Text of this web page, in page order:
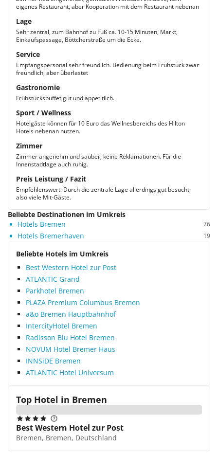
eigenes Restaurant, aber Kooperation mit dem Restaurant nebenan
Lage
Sehr zentral, zum Bahnhof zu Fuß ca. 10-15 Minuten, Markt,
Einkaufspassage, Böttcherstraße um die Ecke.
Service
Empfangspersonal sehr freundlich. Bedienung beim Frühstück zwar
freundlich, aber überlastet
Gastronomie
Frühstücksbuffet gut und appetitlich.
Sport / Wellness
Hotelgäste können für 10 Euro das Wellnesbereichs des Hilton
Hotels nebenan nutzen.
Zimmer
Zimmer angenehm und sauber; keine Reklamationen. Für die
Innenstadtlage auch ruhig.
Preis Leistung / Fazit
Empfehlenswert. Durch die zentrale Lage allerdings gut besucht,
also viele Mit-Gäste.
Beliebte Destinationen im Umkreis
Hotels Bremen
76
Hotels Bremerhaven 19
Beliebte Hotels im Umkreis
Best Western Hotel zur Post
ATLANTIC Grand
Parkhotel Bremen
PLAZA Premium Columbus Bremen
a&o Bremen Hauptbahnhof
IntercityHotel Bremen
Radisson Blu Hotel Bremen
NOVUM Hotel Bremer Haus
INNSiDE Bremen
ATLANTIC Hotel Universum
Top Hotel in Bremen
Best Western Hotel zur Post
Bremen, Bremen, Deutschland